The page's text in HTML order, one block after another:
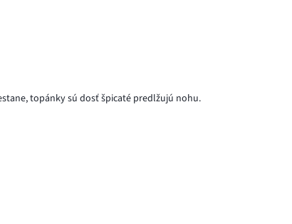
topánky sú dosť špicaté predlžujú nohu.